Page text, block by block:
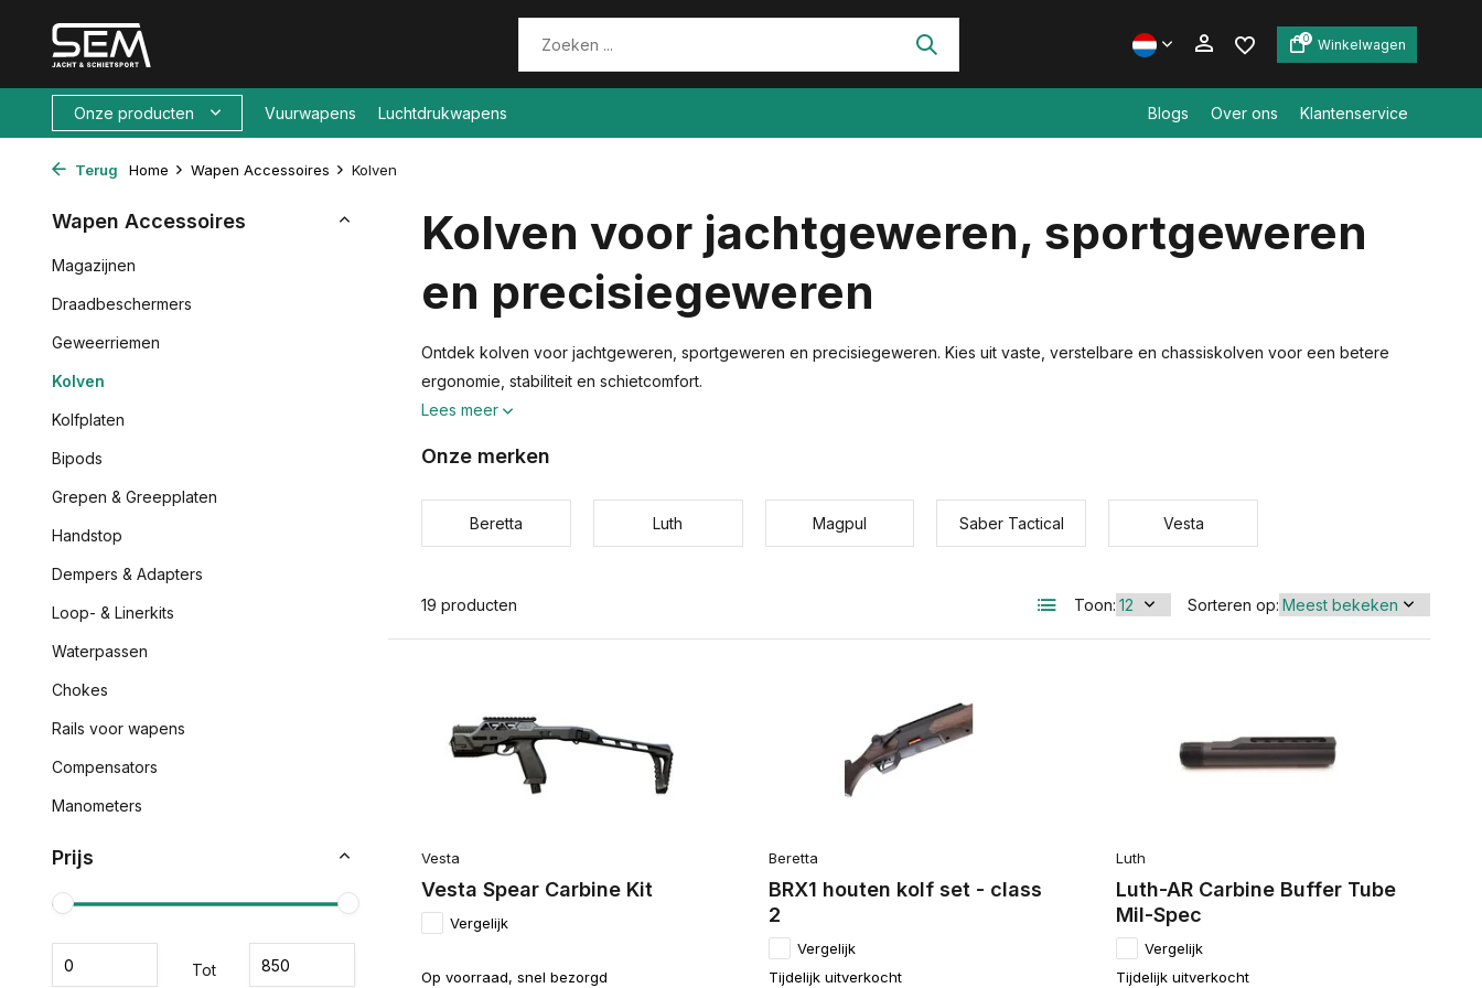
Account aanmaken
0 Winkelwagen
Onze producten Vuurwapens Luchtdrukwapens Blogs Over ons Klantenservice
Terug Home Wapen Accessoires Kolven
Wapen Accessoires
Magazijnen
Draadbeschermers
Geweerriemen
Kolven
Kolfplaten
Bipods
Grepen & Greepplaten
Handstop
Dempers & Adapters
Loop- & Linerkits
Waterpassen
Chokes
Rails voor wapens
Compensators
Manometers
Prijs
Tot
Kolven voor jachtgeweren, sportgeweren
en precisiegeweren
Ontdek kolven voor jachtgeweren, sportgeweren en precisiegeweren. Kies uit vaste, verstelbare en chassiskolven voor een betere
ergonomie, stabiliteit en schietcomfort.
Lees meer
Onze merken
Beretta Luth Magpul Saber Tactical Vesta
19 producten Toon: Sorteren op:
Vesta
Vesta Spear Carbine Kit
Vergelijk
Op voorraad, snel bezorgd
Beretta
BRX1 houten kolf set - class
2
Vergelijk
Tijdelijk uitverkocht
Luth
Luth-AR Carbine Buffer Tube
Mil-Spec
Vergelijk
Tijdelijk uitverkocht